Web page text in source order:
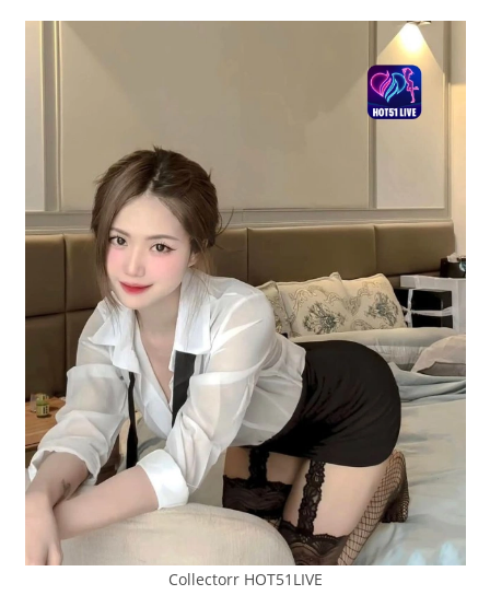
Collectorr HOT51LIVE